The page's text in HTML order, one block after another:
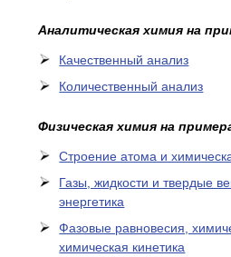
Аналитическая химия на
Качественный анализ
Количественный анализ
Физическая химия на
Cтроение атома и
Газы, жидкости и твердые
энергетика
Фазовые равновесия,
химическая кинетика